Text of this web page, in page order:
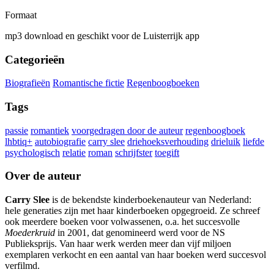
Formaat
mp3 download en geschikt voor de Luisterrijk app
Categorieën
Biografieën Romantische fictie Regenboogboeken
Tags
passie romantiek voorgedragen door de auteur regenboogboek
lhbtiq+ autobiografie carry slee driehoeksverhouding drieluik liefde
psychologisch relatie roman schrijfster toegift
Over de auteur
Carry Slee is de bekendste kinderboekenauteur van Nederland:
hele generaties zijn met haar kinderboeken opgegroeid. Ze schreef
ook meerdere boeken voor volwassenen, o.a. het succesvolle
Moederkruid in 2001, dat genomineerd werd voor de NS
Publieksprijs. Van haar werk werden meer dan vijf miljoen
exemplaren verkocht en een aantal van haar boeken werd succesvol
verfilmd.